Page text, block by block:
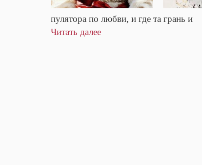
пулятора по любви, и где та грань и
Читать далее